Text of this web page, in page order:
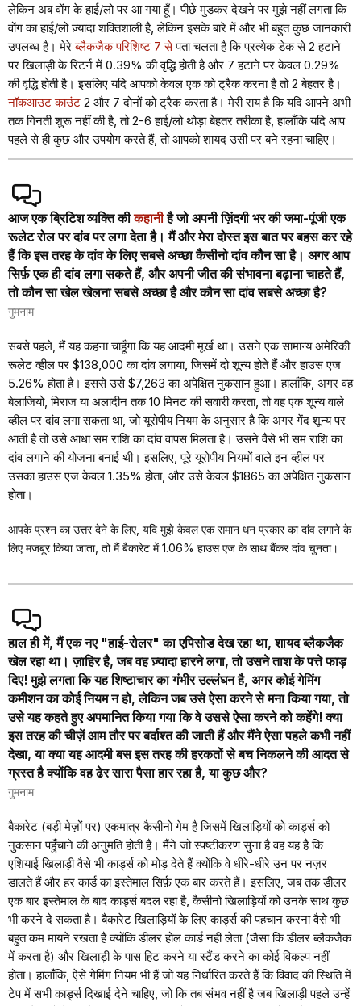
लेकिन अब वोंग के हाई/लो पर आ गया हूँ। पीछे मुड़कर देखने पर मुझे नहीं लगता कि
वोंग का हाई/लो ज़्यादा शक्तिशाली है, लेकिन इसके बारे में और भी बहुत कुछ जानकारी
उपलब्ध है। मेरेब्लैकजैक परिशिष्ट 7 सेपता चलता है कि प्रत्येक डेक से 2 हटाने
पर खिलाड़ी के रिटर्न में 0.39% की वृद्धि होती है और 7 हटाने पर केवल 0.29%
की वृद्धि होती है। इसलिए यदि आपको केवल एक को ट्रैक करना है तो 2 बेहतर है।
नॉकआउट काउंट 2 और 7 दोनों को ट्रैक करता है। मेरी राय है कि यदि आपने अभी
तक गिनती शुरू नहीं की है, तो 2-6 हाई/लो थोड़ा बेहतर तरीका है, हालाँकि यदि आप
पहले से ही कुछ और उपयोग करते हैं, तो आपको शायद उसी पर बने रहना चाहिए।
आज एक ब्रिटिश व्यक्ति कीकहानीहै जो अपनी ज़िंदगी भर की जमा-पूंजी एक
रूलेट रोल पर दांव पर लगा देता है। मैं और मेरा दोस्त इस बात पर बहस कर रहे
हैं कि इस तरह के दांव के लिए सबसे अच्छा कैसीनो दांव कौन सा है। अगर आप
सिर्फ़ एक ही दांव लगा सकते हैं, और अपनी जीत की संभावना बढ़ाना चाहते हैं,
तो कौन सा खेल खेलना सबसे अच्छा है और कौन सा दांव सबसे अच्छा है?
गुमनाम
सबसे पहले, मैं यह कहना चाहूँगा कि यह आदमी मूर्ख था। उसने एक सामान्य अमेरिकी
रूलेट व्हील पर $138,000 का दांव लगाया, जिसमें दो शून्य होते हैं और हाउस एज
5.26% होता है। इससे उसे $7,263 का अपेक्षित नुकसान हुआ। हालाँकि, अगर वह
बेलाजियो, मिराज या अलादीन तक 10 मिनट की सवारी करता, तो वह एक शून्य वाले
व्हील पर दांव लगा सकता था, जो यूरोपीय नियम के अनुसार है कि अगर गेंद शून्य पर
आती है तो उसे आधा सम राशि का दांव वापस मिलता है। उसने वैसे भी सम राशि का
दांव लगाने की योजना बनाई थी। इसलिए, पूरे यूरोपीय नियमों वाले इन व्हील पर
उसका हाउस एज केवल 1.35% होता, और उसे केवल $1865 का अपेक्षित नुकसान
होता।
आपके प्रश्न का उत्तर देने के लिए, यदि मुझे केवल एक समान धन प्रकार का दांव लगाने के
लिए मजबूर किया जाता, तो मैं बैकारेट में 1.06% हाउस एज के साथ बैंकर दांव चुनता।
हाल ही में, मैं एक नए "हाई-रोलर" का एपिसोड देख रहा था, शायद ब्लैकजैक
खेल रहा था। ज़ाहिर है, जब वह ज़्यादा हारने लगा, तो उसने ताश के पत्ते फाड़
दिए! मुझे लगता कि यह शिष्टाचार का गंभीर उल्लंघन है, अगर कोई गेमिंग
कमीशन का कोई नियम न हो, लेकिन जब उसे ऐसा करने से मना किया गया, तो
उसे यह कहते हुए अपमानित किया गया कि वे उससे ऐसा करने को कहेंगे! क्या
इस तरह की चीज़ें आम तौर पर बर्दाश्त की जाती हैं और मैंने ऐसा पहले कभी नहीं
देखा, या क्या यह आदमी बस इस तरह की हरकतों से बच निकलने की आदत से
ग्रस्त है क्योंकि वह ढेर सारा पैसा हार रहा है, या कुछ और?
गुमनाम
बैकारेट (बड़ी मेज़ों पर) एकमात्र कैसीनो गेम है जिसमें खिलाड़ियों को कार्ड्स को
नुकसान पहुँचाने की अनुमति होती है। मैंने जो स्पष्टीकरण सुना है वह यह है कि
एशियाई खिलाड़ी वैसे भी कार्ड्स को मोड़ देते हैं क्योंकि वे धीरे-धीरे उन पर नज़र
डालते हैं और हर कार्ड का इस्तेमाल सिर्फ़ एक बार करते हैं। इसलिए, जब तक डीलर
एक बार इस्तेमाल के बाद कार्ड्स बदल रहा है, कैसीनो खिलाड़ियों को उनके साथ कुछ
भी करने दे सकता है। बैकारेट खिलाड़ियों के लिए कार्ड्स की पहचान करना वैसे भी
बहुत कम मायने रखता है क्योंकि डीलर होल कार्ड नहीं लेता (जैसा कि डीलर ब्लैकजैक
में करता है) और खिलाड़ी के पास हिट करने या स्टैंड करने का कोई विकल्प नहीं
होता। हालाँकि, ऐसे गेमिंग नियम भी हैं जो यह निर्धारित करते हैं कि विवाद की स्थिति में
टेप में सभी कार्ड्स दिखाई देने चाहिए, जो कि तब संभव नहीं है जब खिलाड़ी पहले उन्हें